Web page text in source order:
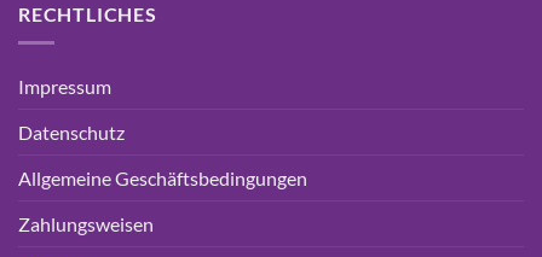
RECHTLICHES
Impressum
Datenschutz
Allgemeine Geschäftsbedingungen
Zahlungsweisen